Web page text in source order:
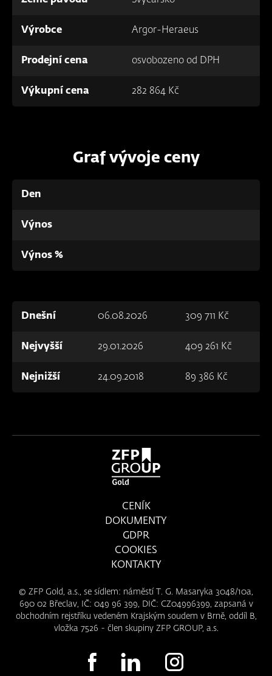
Výrobce Argor-Heraeus
Prodejní cena osvobozeno od DPH
Výkupní cena 282 864 Kč
Graf vývoje ceny
Den
Výnos
Výnos %
Dnešní 06.08.2026 309 711 Kč
Nejvyšší 29.01.2026 409 261 Kč
Nejnižší 24.09.2018 89 386 Kč
CENÍK
DOKUMENTY
GDPR
COOKIES
KONTAKTY
© ZFP Gold, a.s., se sídlem: náměstí T. G. Masaryka 3048/10a,
690 02 Břeclav, IČ: 049 96 399, DIČ: CZ04996399, zapsaná v
obchodním rejstříku vedeném Krajským soudem v Brně, oddíl B,
vložka 7526 - člen skupiny ZFP GROUP, a.s.